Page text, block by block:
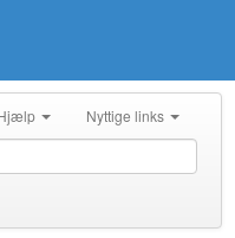
Nyttige links